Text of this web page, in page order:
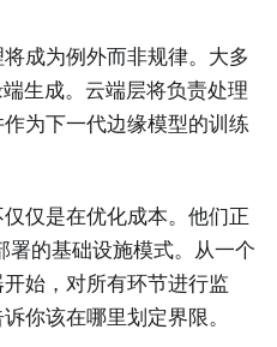
成为例外而非规律。大多
生成。云端层将负责处理
为下一代边缘模型的训练
仅是在优化成本。他们正
署的基础设施模式。从一个
始，对所有环节进行监
你该在哪里划定界限。